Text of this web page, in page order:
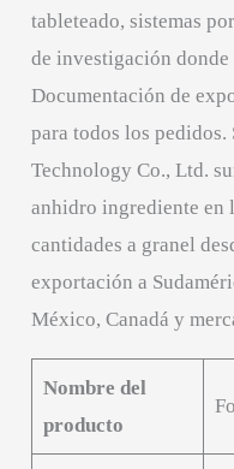
tableteado, sistemas
de investigación
Documentación de
para todos los pedidos.
Technology Co., Ltd.
anhidro ingrediente en
cantidades a granel
exportación a
México, Canadá y
Nombre del
producto